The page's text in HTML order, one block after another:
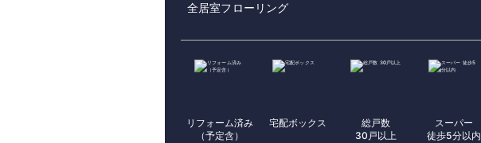
全居室フローリング
リフォーム済み
（予定含）
宅配ボックス
総戸数
30戸以上
スーパー
徒歩5分以内